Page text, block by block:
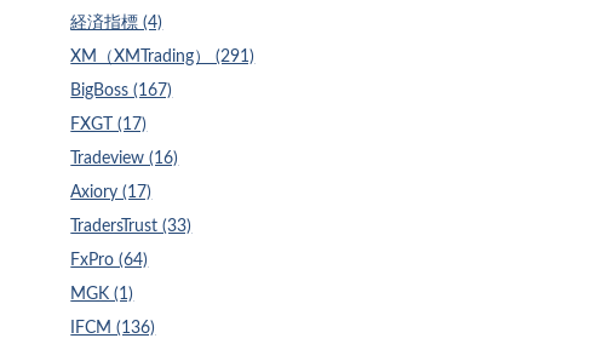
経済指標 (4)
XM（XMTrading） (291)
BigBoss (167)
FXGT (17)
Tradeview (16)
Axiory (17)
TradersTrust (33)
FxPro (64)
MGK (1)
IFCM (136)